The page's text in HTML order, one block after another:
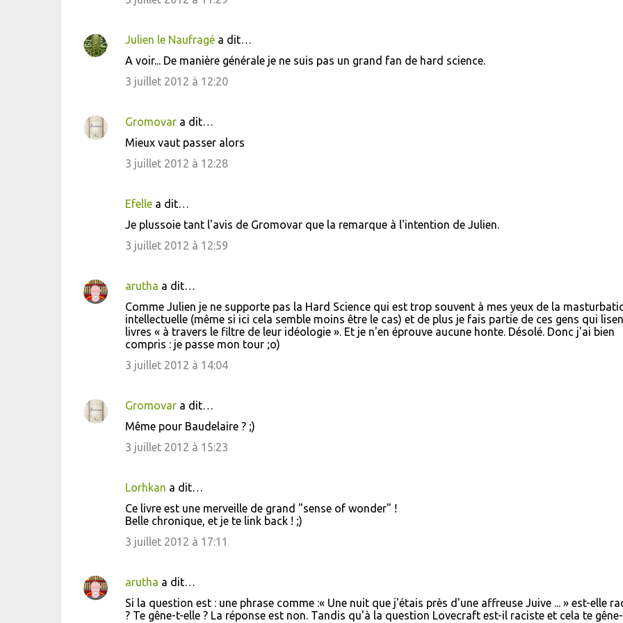
e
i
r
Julien le Naufragéa dit…
A voir... De manière générale je ne suis pas un grand fan de hard science.
3 juillet 2012 à 12:20
Gromovara dit…
Mieux vaut passer alors
3 juillet 2012 à 12:28
Efellea dit…
Je plussoie tant l'avis de Gromovar que la remarque à l'intention de Julien.
3 juillet 2012 à 12:59
arutha a dit…
Comme Julien je ne supporte pas la Hard Science qui est trop souvent à mes yeux de la
intellectuelle (même si ici cela semble moins être le cas) et de plus je fais partie de ces gens qui
livres « à travers le filtre de leur idéologie ». Et je n'en éprouve aucune honte. Désolé. Donc j'ai bien
compris : je passe mon tour ;o)
3 juillet 2012 à 14:04
Gromovara dit…
Même pour Baudelaire ? ;)
3 juillet 2012 à 15:23
Lorhkan a dit…
Ce livre est une merveille de grand "sense of wonder" !
Belle chronique, et je te link back ! ;)
3 juillet 2012 à 17:11
arutha a dit…
Si la question est : une phrase comme :« Une nuit que j'étais près d'une affreuse Juive ... » est-elle
? Te gêne-t-elle ? La réponse est non. Tandis qu'à la question Lovecraft est-il raciste et cela te